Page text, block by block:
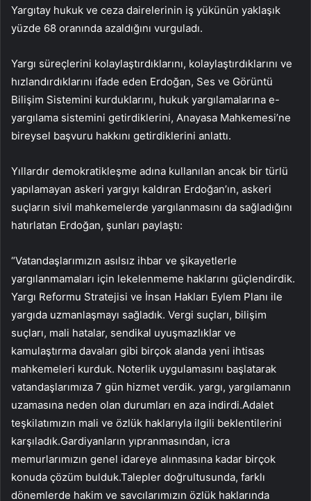
Yargıtay hukuk ve ceza dairelerinin iş yükünün yaklaşık
yüzde 68 oranında azaldığını vurguladı.
Yargı süreçlerini kolaylaştırdıklarını, kolaylaştırdıklarını ve
hızlandırdıklarını ifade eden Erdoğan, Ses ve Görüntü
Bilişim Sistemini kurduklarını, hukuk yargılamalarına e-
yargılama sistemini getirdiklerini, Anayasa Mahkemesi’ne
bireysel başvuru hakkını getirdiklerini anlattı.
Yıllardır demokratikleşme adına kullanılan ancak bir türlü
yapılamayan askeri yargıyı kaldıran Erdoğan’ın, askeri
suçların sivil mahkemelerde yargılanmasını da sağladığını
hatırlatan Erdoğan, şunları paylaştı:
“Vatandaşlarımızın asılsız ihbar ve şikayetlerle
yargılanmamaları için lekelenmeme haklarını güçlendirdik.
Yargı Reformu Stratejisi ve İnsan Hakları Eylem Planı ile
yargıda uzmanlaşmayı sağladık. Vergi suçları, bilişim
suçları, mali hatalar, sendikal uyuşmazlıklar ve
kamulaştırma davaları gibi birçok alanda yeni ihtisas
mahkemeleri kurduk. Noterlik uygulamasını başlatarak
vatandaşlarımıza 7 gün hizmet verdik. yargı, yargılamanın
uzamasına neden olan durumları en aza indirdi.Adalet
teşkilatımızın mali ve özlük haklarıyla ilgili beklentilerini
karşıladık.Gardiyanların yıpranmasından, icra
memurlarımızın genel idareye alınmasına kadar birçok
konuda çözüm bulduk.Talepler doğrultusunda, farklı
dönemlerde hakim ve savcılarımızın özlük haklarında